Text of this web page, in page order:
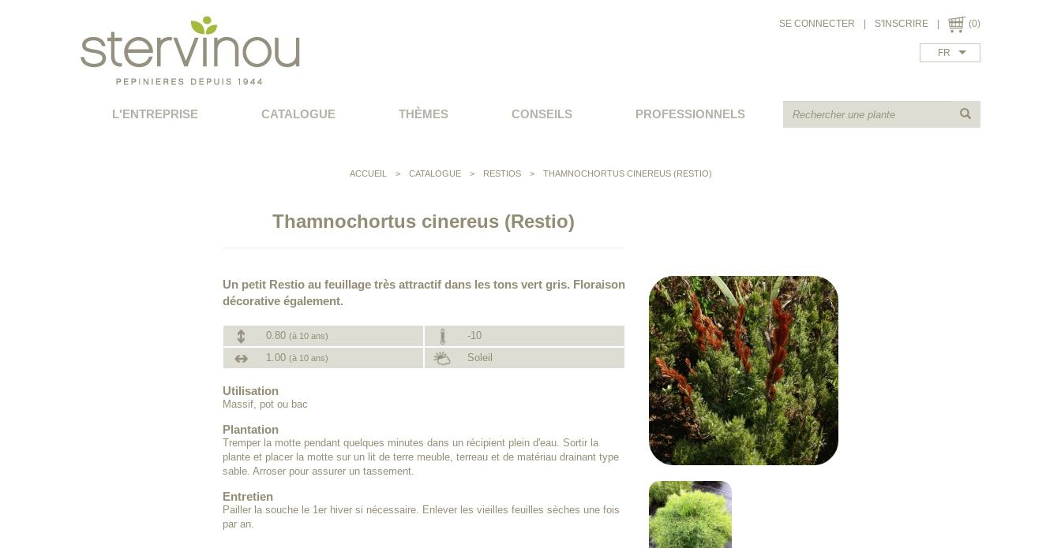
SE CONNECTER S'INSCRIRE (0)
FR
L'ENTREPRISE CATALOGUE THÈMES CONSEILS PROFESSIONNELS
ACCUEIL > CATALOGUE > RESTIOS > THAMNOCHORTUS CINEREUS (RESTIO)
Thamnochortus cinereus (Restio)
Un petit Restio au feuillage très attractif dans les tons vert gris. Floraison
décorative également.
0.80 (à 10 ans)
-10
1.00 (à 10 ans) Soleil
Utilisation
Massif, pot ou bac
Plantation
Tremper la motte pendant quelques minutes dans un récipient plein d'eau. Sortir la
plante et placer la motte sur un lit de terre meuble, terreau et de matériau drainant type
sable. Arroser pour assurer un tassement.
Entretien
Pailler la souche le 1er hiver si nécessaire. Enlever les vieilles feuilles sèches une fois
par an.